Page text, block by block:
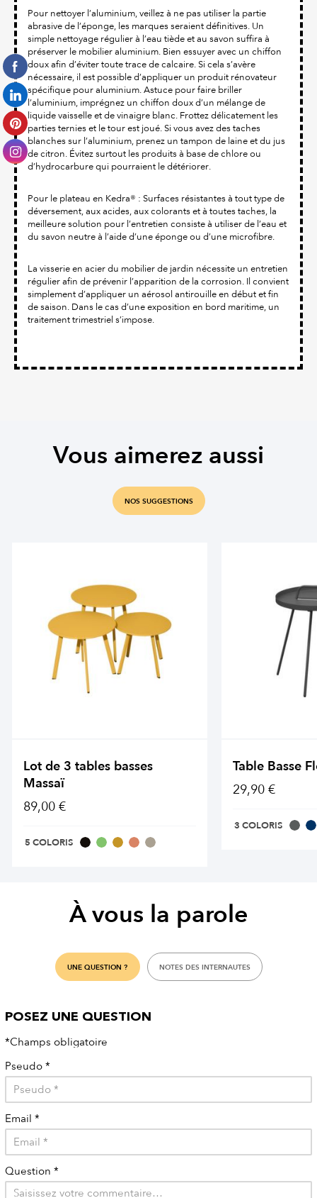
Pour nettoyer l’aluminium, veillez à ne pas utiliser la partie
abrasive de l’éponge, les marques seraient définitives. Un
simple nettoyage régulier à l’eau tiède et au savon suffira à
préserver le mobilier aluminium. Bien essuyer avec un chiffon
doux afin d’éviter toute trace de calcaire. Si cela s’avère
nécessaire, il est possible d’appliquer un produit rénovateur
spécifique pour aluminium. Astuce pour faire briller
l’aluminium, imprégnez un chiffon doux d’un mélange de
liquide vaisselle et de vinaigre blanc. Frottez délicatement les
parties ternies et le tour est joué. Si vous avez des taches
blanches sur l’aluminium, prenez un tampon de laine et du jus
de citron. Évitez surtout les produits à base de chlore ou
d’hydrocarbure qui pourraient le détériorer.
Pour le plateau en Kedra® : Surfaces résistantes à tout type de
déversement, aux acides, aux colorants et à toutes taches, la
meilleure solution pour l’entretien consiste à utiliser de l’eau et
du savon neutre à l’aide d’une éponge ou d’une microfibre.
La visserie en acier du mobilier de jardin nécessite un entretien
régulier afin de prévenir l’apparition de la corrosion. Il convient
simplement d’appliquer un aérosol antirouille en début et fin
de saison. Dans le cas d’une exposition en bord maritime, un
traitement trimestriel s’impose.
Vous aimerez aussi
NOS SUGGESTIONS
Lot de 3 tables basses
Massaï
89,00 €
5 COLORIS
Table Basse
29,90 €
3 COLORIS
À vous la parole
UNE QUESTION ? NOTES DES INTERNAUTES
POSEZ UNE QUESTION
*Champs obligatoire
Pseudo *
Email *
Question *